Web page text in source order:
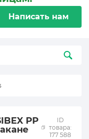
Написать нам
PP
ID
товара:
177 588